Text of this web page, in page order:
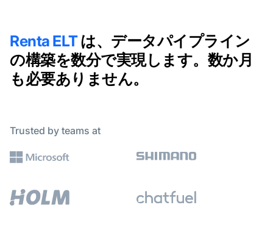
Renta ELTは、データパイプライン
の構築を数分で実現します。数か月
も必要ありません。
Trusted by teams at